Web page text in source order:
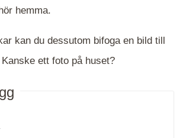
hemma.
kan du dessutom bifoga en bild till
ett foto på huset?